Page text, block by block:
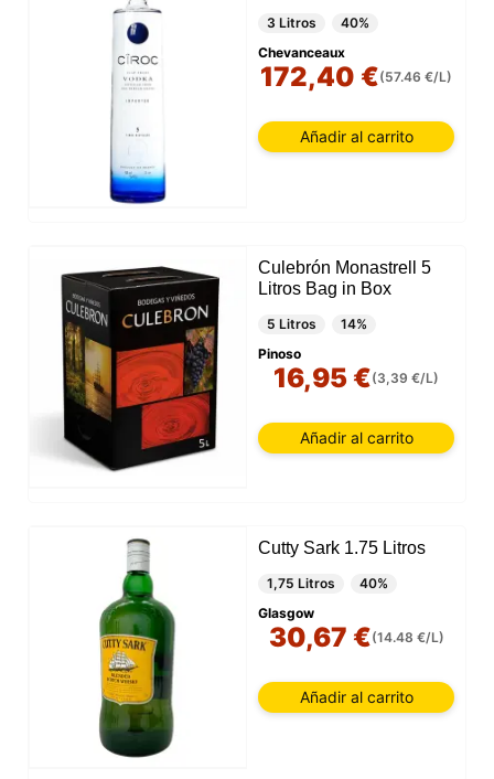
3 Litros
40%
Chevanceaux
172,40 €(57.46 €/L)
Añadir al carrito
Culebrón Monastrell 5
Litros Bag in Box
5 Litros
14%
Pinoso
16,95 €(3,39 €/L)
Añadir al carrito
Cutty Sark 1.75 Litros
1,75 Litros
40%
Glasgow
30,67 €(14.48 €/L)
Añadir al carrito